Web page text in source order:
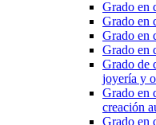
Grado en
Grado en
Grado en
Grado en
Grado de
joyería y
Grado en
creación
Grado en